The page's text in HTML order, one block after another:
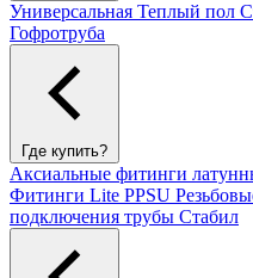
Универсальная Теплый пол
Гофротруба
Где купить?
Аксиальные фитинги
Фитинги Lite PPSU
подключения трубы Стабил